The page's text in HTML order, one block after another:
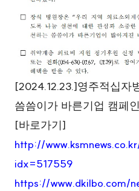
[2024.12.23.]영주적십자
씀씀이가 바른기업 캠페
[바로가기 ]
http://
idx=517559
https://www.dkilbo.com/